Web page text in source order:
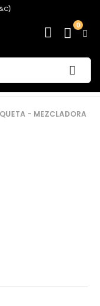
0
- MEZCLADORA